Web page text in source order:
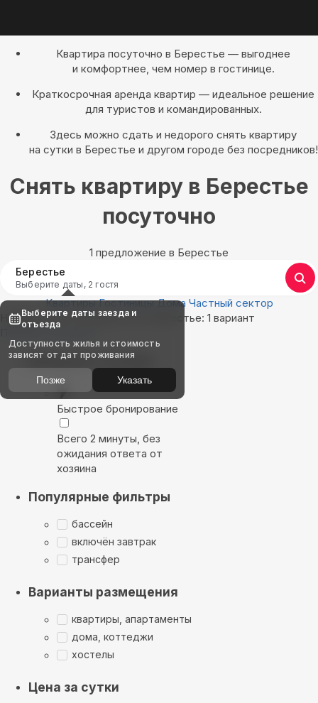
Квартира посуточно в Берестье — выгоднее
и комфортнее, чем номер в гостинице.
Краткосрочная аренда квартир — идеальное решение
для туристов и командированных.
Здесь можно сдать и недорого снять квартиру
на сутки в Берестье и другом городе без посредников!
Снять квартиру в Берестье
посуточно
1 предложение в Берестье
Берестье
Выберите даты, 2 гостя
Квартиры Гостиницы Дома Частный сектор
Найдём, где остановиться в Берестье: 1 вариант
Показать на карте
Выбирайте лучшее
Быстрое бронирование
Всего 2 минуты, без
ожидания ответа от
хозяина
Популярные фильтры
бассейн
включён завтрак
трансфер
Варианты размещения
квартиры, апартаменты
дома, коттеджи
хостелы
Цена за сутки
Выберите даты заезда и
отъезда
Доступность жилья и стоимость
зависят от дат проживания
Позже Указать